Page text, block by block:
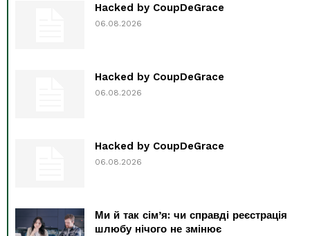
Hacked by CoupDeGrace
06.08.2026
Hacked by CoupDeGrace
06.08.2026
Hacked by CoupDeGrace
06.08.2026
Ми й так сім’я: чи справді реєстрація
шлюбу нічого не змінює